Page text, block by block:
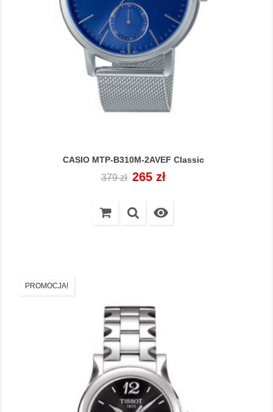
CASIO MTP-B310M-2AVEF Classic
Cena
379 zł Cena
265 zł

PROMOCJA!